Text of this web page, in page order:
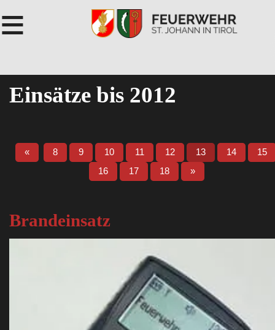
≡
Einsätze bis 2012
« 8 9 10 11 12 13 14
15
16
17 18 »
Brandeinsatz